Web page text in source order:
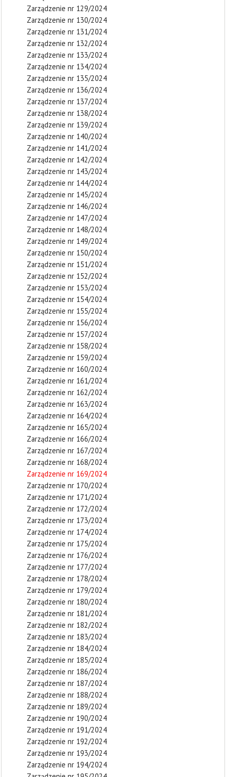
Zarządzenie nr 129/2024
Zarządzenie nr 130/2024
Zarządzenie nr 131/2024
Zarządzenie nr 132/2024
Zarządzenie nr 133/2024
Zarządzenie nr 134/2024
Zarządzenie nr 135/2024
Zarządzenie nr 136/2024
Zarządzenie nr 137/2024
Zarządzenie nr 138/2024
Zarządzenie nr 139/2024
Zarządzenie nr 140/2024
Zarządzenie nr 141/2024
Zarządzenie nr 142/2024
Zarządzenie nr 143/2024
Zarządzenie nr 144/2024
Zarządzenie nr 145/2024
Zarządzenie nr 146/2024
Zarządzenie nr 147/2024
Zarządzenie nr 148/2024
Zarządzenie nr 149/2024
Zarządzenie nr 150/2024
Zarządzenie nr 151/2024
Zarządzenie nr 152/2024
Zarządzenie nr 153/2024
Zarządzenie nr 154/2024
Zarządzenie nr 155/2024
Zarządzenie nr 156/2024
Zarządzenie nr 157/2024
Zarządzenie nr 158/2024
Zarządzenie nr 159/2024
Zarządzenie nr 160/2024
Zarządzenie nr 161/2024
Zarządzenie nr 162/2024
Zarządzenie nr 163/2024
Zarządzenie nr 164/2024
Zarządzenie nr 165/2024
Zarządzenie nr 166/2024
Zarządzenie nr 167/2024
Zarządzenie nr 168/2024
Zarządzenie nr 169/2024
Zarządzenie nr 170/2024
Zarządzenie nr 171/2024
Zarządzenie nr 172/2024
Zarządzenie nr 173/2024
Zarządzenie nr 174/2024
Zarządzenie nr 175/2024
Zarządzenie nr 176/2024
Zarządzenie nr 177/2024
Zarządzenie nr 178/2024
Zarządzenie nr 179/2024
Zarządzenie nr 180/2024
Zarządzenie nr 181/2024
Zarządzenie nr 182/2024
Zarządzenie nr 183/2024
Zarządzenie nr 184/2024
Zarządzenie nr 185/2024
Zarządzenie nr 186/2024
Zarządzenie nr 187/2024
Zarządzenie nr 188/2024
Zarządzenie nr 189/2024
Zarządzenie nr 190/2024
Zarządzenie nr 191/2024
Zarządzenie nr 192/2024
Zarządzenie nr 193/2024
Zarządzenie nr 194/2024